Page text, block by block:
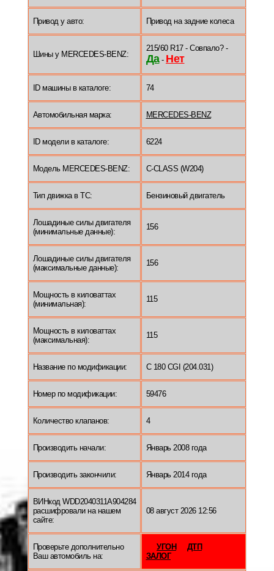
Привод у авто: Привод на задние колеса
Шины у MERCEDES-BENZ:
215/60 R17 - Совпало? -
Да- Нет
ID машины в каталоге: 74
Автомобильная марка: MERCEDES-BENZ
ID модели в каталоге: 6224
Модель MERCEDES-BENZ: C-CLASS (W204)
Тип движка в ТС: Бензиновый двигатель
Лошадиные силы двигателя
(минимальные данные):
156
Лошадиные силы двигателя
(максимальные данные):
156
Мощность в киловаттах
(минимальная):
115
Мощность в киловаттах
(максимальная):
115
Название по модификации: C 180 CGI (204.031)
Номер по модификации: 59476
Количество клапанов: 4
Производить начали: Январь 2008 года
Производить закончили: Январь 2014 года
ВИНкод WDD2040311A904284
расшифровали на нашем
сайте:
08 август 2026 12:56
Проверьте дополнительно
Ваш автомобиль на:
УГОН
ДТП
ЗАЛОГ